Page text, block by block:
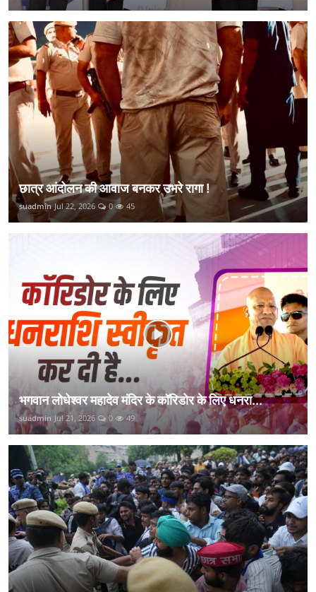
छात्र आंदोलन की आवाज बनकर उभरे रागा !
suadmin Jul 22, 2026 0 45
भगवान लोधेश्वर महादेव मंदिर के कॉरिडोर के लिए धनरा...
suadmin Jul 21, 2026 0 49